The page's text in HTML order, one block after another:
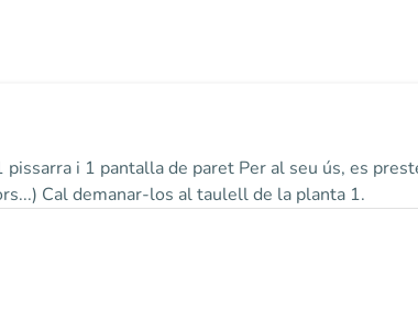
i 1 pantalla de paret Per al seu ús, es
Cal demanar-los al taulell de la planta 1.